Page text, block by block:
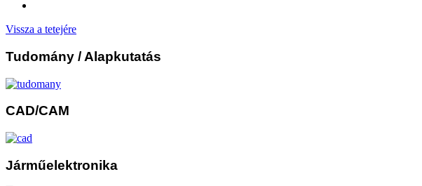
Vissza a tetejére
Tudomány / Alapkutatás
CAD/CAM
Járműelektronika